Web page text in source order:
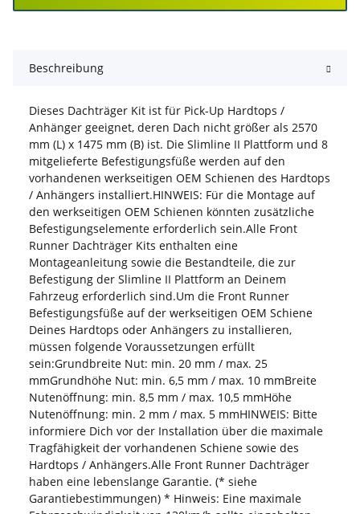
Beschreibung
Dieses Dachträger Kit ist für Pick-Up Hardtops /
Anhänger geeignet, deren Dach nicht größer als 2570
mm (L) x 1475 mm (B) ist. Die Slimline II Plattform und 8
mitgelieferte Befestigungsfüße werden auf den
vorhandenen werkseitigen OEM Schienen des Hardtops
/ Anhängers installiert.HINWEIS: Für die Montage auf
den werkseitigen OEM Schienen könnten zusätzliche
Befestigungselemente erforderlich sein.Alle Front
Runner Dachträger Kits enthalten eine
Montageanleitung sowie die Bestandteile, die zur
Befestigung der Slimline II Plattform an Deinem
Fahrzeug erforderlich sind.Um die Front Runner
Befestigungsfüße auf der werkseitigen OEM Schiene
Deines Hardtops oder Anhängers zu installieren,
müssen folgende Voraussetzungen erfüllt
sein:Grundbreite Nut: min. 20 mm / max. 25
mmGrundhöhe Nut: min. 6,5 mm / max. 10 mmBreite
Nutenöffnung: min. 8,5 mm / max. 10,5 mmHöhe
Nutenöffnung: min. 2 mm / max. 5 mmHINWEIS: Bitte
informiere Dich vor der Installation über die maximale
Tragfähigkeit der vorhandenen Schiene sowie des
Hardtops / Anhängers.Alle Front Runner Dachträger
haben eine lebenslange Garantie. (* siehe
Garantiebestimmungen) * Hinweis: Eine maximale